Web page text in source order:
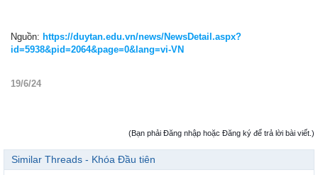
Nguồn: https://duytan.edu.vn/news/NewsDetail.aspx?
id=5938&pid=2064&page=0&lang=vi-VN
19/6/24
(Bạn phải Đăng nhập hoặc Đăng ký để trả lời bài viết.)
Similar Threads - Khóa Đầu tiên